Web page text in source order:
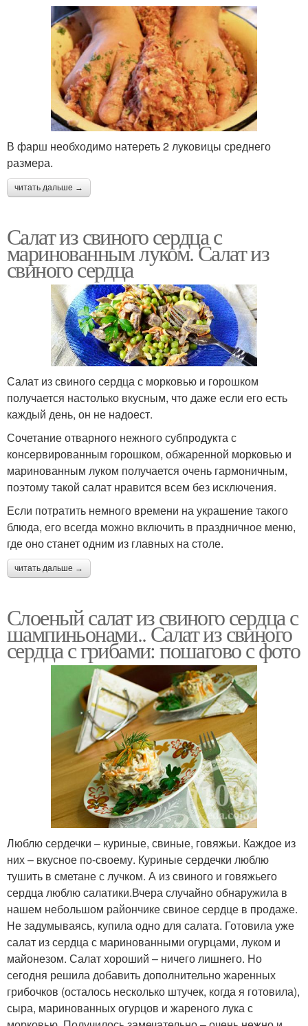
В фарш необходимо натереть 2 луковицы среднего
размера.
читать дальше →
Салат из свиного сердца с
маринованным луком. Салат из
свиного сердца
Салат из свиного сердца с морковью и горошком
получается настолько вкусным, что даже если его есть
каждый день, он не надоест.
Сочетание отварного нежного субпродукта с
консервированным горошком, обжаренной морковью и
маринованным луком получается очень гармоничным,
поэтому такой салат нравится всем без исключения.
Если потратить немного времени на украшение такого
блюда, его всегда можно включить в праздничное меню,
где оно станет одним из главных на столе.
читать дальше →
Слоеный салат из свиного сердца с
шампиньонами.. Салат из свиного
сердца с грибами: пошагово с фото
Люблю сердечки – куриные, свиные, говяжьи. Каждое из
них – вкусное по-своему. Куриные сердечки люблю
тушить в сметане с лучком. А из свиного и говяжьего
сердца люблю салатики.Вчера случайно обнаружила в
нашем небольшом райончике свиное сердце в продаже.
Не задумываясь, купила одно для салата. Готовила уже
салат из сердца с маринованными огурцами, луком и
майонезом. Салат хороший – ничего лишнего. Но
сегодня решила добавить дополнительно жаренных
грибочков (осталось несколько штучек, когда я готовила),
сыра, маринованных огурцов и жареного лука с